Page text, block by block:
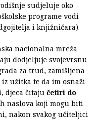
sudjeluje oko
programe vodi
i knjižničara).
nacionalna mreža
dodjeljuje svojevrsnu
za trud, zamišljena
užitka te da im osnaži
djeca čitaju četiri do
naslova koji mogu biti
nakon svakog učiteljici